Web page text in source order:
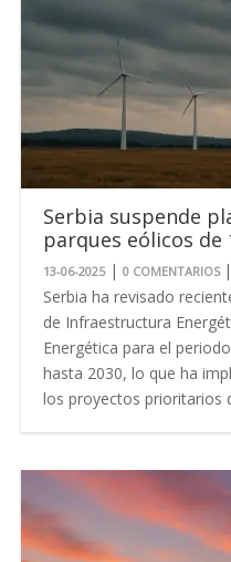
Serbia suspende
parques eólicos de
13-06-2025|0 COMENTARIOS
Serbia ha revisado
de Infraestructura
Energética para el
hasta 2030, lo que ha
los proyectos prioritarios